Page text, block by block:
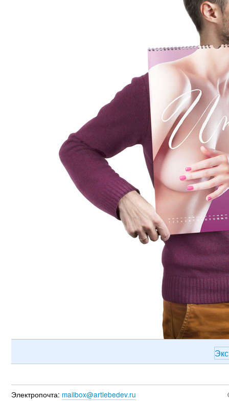
Электропочта: mailbox@artlebedev.ru